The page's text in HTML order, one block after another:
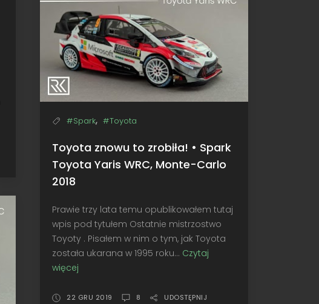
Rally1,
Monte-
Carlo
2022
#Spark, #Toyota
Toyota znowu to zrobiła! • Spark
Toyota Yaris WRC, Monte-Carlo
2018
Prawie trzy lata temu opublikowałem tutaj
wpis pod tytułem Ostatnie mistrzostwo
Toyoty . Pisałem w nim o tym, jak Toyota
została ukarana w 1995 roku... Czytaj
więcej
to
22 GRU 2019 8 UDOSTĘPNIJ